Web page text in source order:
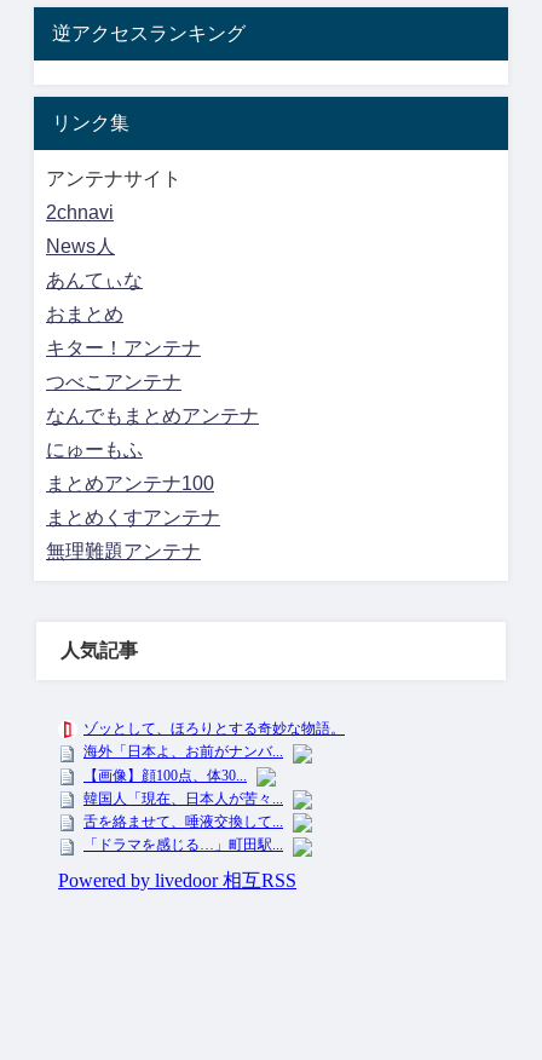
逆アクセスランキング
リンク集
アンテナサイト
2chnavi
News人
あんてぃな
おまとめ
キター！アンテナ
つべこアンテナ
なんでもまとめアンテナ
にゅーもふ
まとめアンテナ100
まとめくすアンテナ
無理難題アンテナ
人気記事